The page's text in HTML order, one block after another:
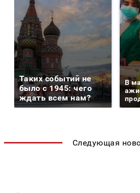
Таких событий не
было с 1945: чего
ждать всем нам?
В
Следующая